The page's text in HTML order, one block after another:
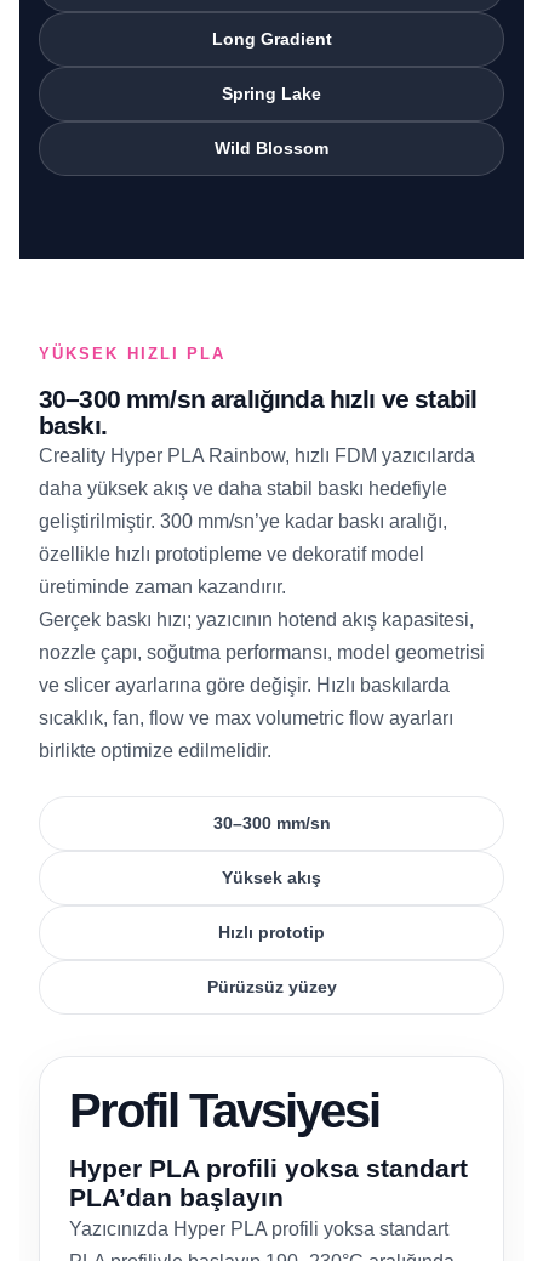
Long Gradient
Spring Lake
Wild Blossom
YÜKSEK HIZLI PLA
30–300 mm/sn aralığında hızlı ve stabil
baskı.
Creality Hyper PLA Rainbow, hızlı FDM yazıcılarda
daha yüksek akış ve daha stabil baskı hedefiyle
geliştirilmiştir. 300 mm/sn’ye kadar baskı aralığı,
özellikle hızlı prototipleme ve dekoratif model
üretiminde zaman kazandırır.
Gerçek baskı hızı; yazıcının hotend akış kapasitesi,
nozzle çapı, soğutma performansı, model geometrisi
ve slicer ayarlarına göre değişir. Hızlı baskılarda
sıcaklık, fan, flow ve max volumetric flow ayarları
birlikte optimize edilmelidir.
30–300 mm/sn
Yüksek akış
Hızlı prototip
Pürüzsüz yüzey
Profil Tavsiyesi
Hyper PLA profili yoksa standart
PLA’dan başlayın
Yazıcınızda Hyper PLA profili yoksa standart